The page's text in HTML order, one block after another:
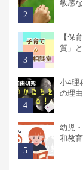
敏感
【保
質」
小4理
の理
幼児
和教